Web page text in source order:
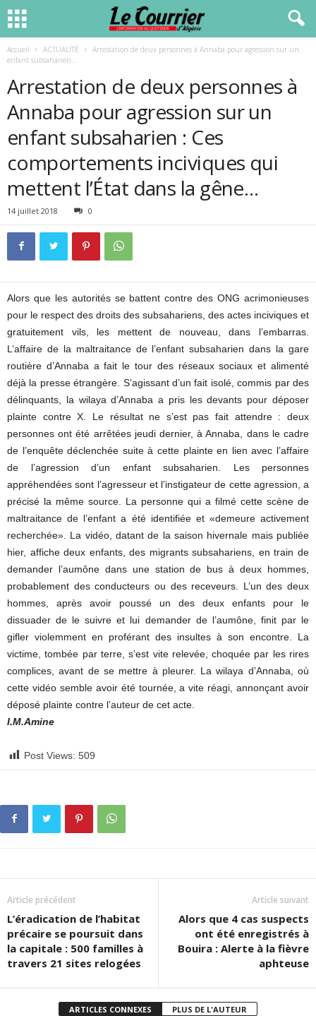
Accueil ACTUALITÉ
Arrestation de deux personnes à Annaba pour agression sur un
enfant subsaharien...
Arrestation de deux personnes à
Annaba pour agression sur un
enfant subsaharien : Ces
comportements inciviques qui
mettent l’État dans la gêne…
14 juillet 2018 0
Alors que les autorités se battent contre des ONG acrimonieuses
pour le respect des droits des subsahariens, des actes inciviques et
gratuitement vils, les mettent de nouveau, dans l’embarras.
L’affaire de la maltraitance de l’enfant subsaharien dans la gare
routière d’Annaba a fait le tour des réseaux sociaux et alimenté
déjà la presse étrangère. S’agissant d’un fait isolé, commis par des
délinquants, la wilaya d’Annaba a pris les devants pour déposer
plainte contre X. Le résultat ne s’est pas fait attendre : deux
personnes ont été arrêtées jeudi dernier, à Annaba, dans le cadre
de l’enquête déclenchée suite à cette plainte en lien avec l’affaire
de l’agression d’un enfant subsaharien. Les personnes
appréhendées sont l’agresseur et l’instigateur de cette agression, a
précisé la même source. La personne qui a filmé cette scène de
maltraitance de l’enfant a été identifiée et «demeure activement
recherchée». La vidéo, datant de la saison hivernale mais publiée
hier, affiche deux enfants, des migrants subsahariens, en train de
demander l’aumône dans une station de bus à deux hommes,
probablement des conducteurs ou des receveurs. L’un des deux
hommes, après avoir poussé un des deux enfants pour le
dissuader de le suivre et lui demander de l’aumône, finit par le
gifler violemment en proférant des insultes à son encontre. La
victime, tombée par terre, s’est vite relevée, choquée par les rires
complices, avant de se mettre à pleurer. La wilaya d’Annaba, où
cette vidéo semble avoir été tournée, a vite réagi, annonçant avoir
déposé plainte contre l’auteur de cet acte.
I.M.Amine
Post Views: 509
Article précédent
L’éradication de l’habitat
précaire se poursuit dans
la capitale : 500 familles à
travers 21 sites relogées
Article suivant
Alors que 4 cas suspects
ont été enregistrés à
Bouira : Alerte à la fièvre
aphteuse
ARTICLES CONNEXES PLUS DE L'AUTEUR